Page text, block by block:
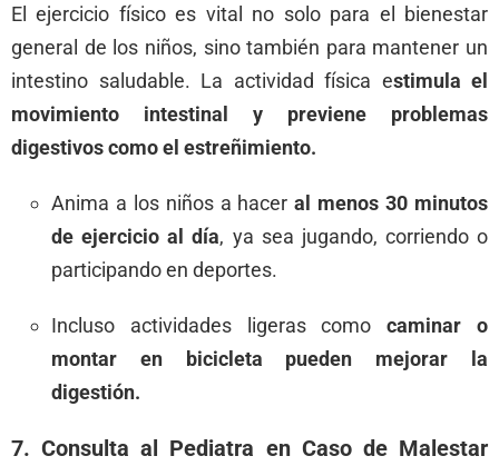
El ejercicio físico es vital no solo para el bienestar
general de los niños, sino también para mantener un
intestino saludable. La actividad física estimula el
movimiento intestinal y previene problemas
digestivos como el estreñimiento.
Anima a los niños a haceral menos 30 minutos
de ejercicio al día, ya sea jugando, corriendo o
participando en deportes.
Incluso actividades ligeras comocaminar o
montar en bicicleta pueden mejorar la
digestión.
7. Consulta al Pediatra en Caso de Malestar